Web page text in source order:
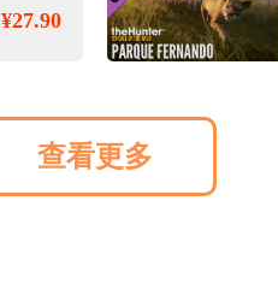
¥27.90
查看更多